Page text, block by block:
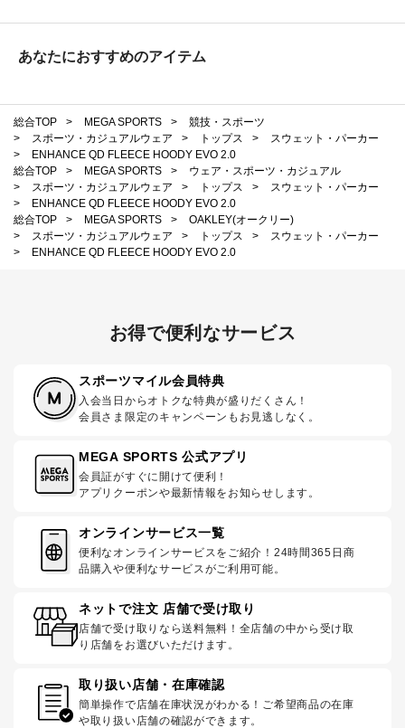
あなたにおすすめのアイテム
総合TOP > MEGA SPORTS >
競技・スポーツ
>
スポーツ・カジュアルウェア > トップス >
スウェット・パーカー
>
ENHANCE QD FLEECE HOODY EVO 2.0
総合TOP
> MEGA SPORTS >
ウェア・スポーツ・カジュアル
>
スポーツ・カジュアルウェア > トップス >
スウェット・パーカー
>
ENHANCE QD FLEECE HOODY EVO 2.0
総合TOP
> MEGA SPORTS >
OAKLEY(オークリー)
>
スポーツ・カジュアルウェア > トップス >
スウェット・パーカー
>
ENHANCE QD FLEECE HOODY EVO 2.0
お得で便利なサービス
スポーツマイル会員特典
入会当日からオトクな特典が盛りだくさん！
会員さま限定のキャンペーンもお見逃しなく。
MEGA SPORTS 公式アプリ
会員証がすぐに開けて便利！
アプリクーポンや最新情報をお知らせします。
オンラインサービス一覧
便利なオンラインサービスをご紹介！24時間365日商
品購入や便利なサービスがご利用可能。
ネットで注文 店舗で受け取り
店舗で受け取りなら送料無料！全店舗の中から受け取
り店舗をお選びいただけます。
取り扱い店舗・在庫確認
簡単操作で店舗在庫状況がわかる！ご希望商品の在庫
や取り扱い店舗の確認ができます。